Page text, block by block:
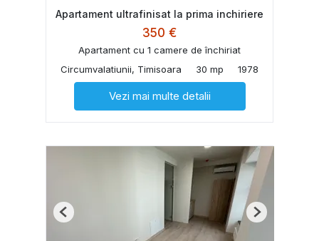
Apartament ultrafinisat la prima inchiriere
350 €
Apartament cu 1 camere de închiriat
Circumvalatiunii, Timisoara
30 mp 1978
Vezi mai multe detalii
Previous Next